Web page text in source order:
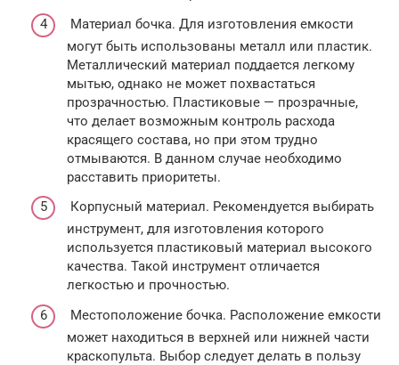
Материал бочка. Для изготовления емкости
могут быть использованы металл или пластик.
Металлический материал поддается легкому
мытью, однако не может похвастаться
прозрачностью. Пластиковые — прозрачные,
что делает возможным контроль расхода
красящего состава, но при этом трудно
отмываются. В данном случае необходимо
расставить приоритеты.
Корпусный материал. Рекомендуется выбирать
инструмент, для изготовления которого
используется пластиковый материал высокого
качества. Такой инструмент отличается
легкостью и прочностью.
Местоположение бочка. Расположение емкости
может находиться в верхней или нижней части
краскопульта. Выбор следует делать в пользу